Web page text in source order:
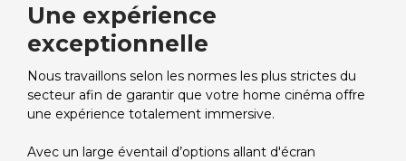
Une expérience
exceptionnelle
Nous travaillons selon les normes les plus strictes du
secteur afin de garantir que votre home cinéma offre
une expérience totalement immersive.
Avec un large éventail d’options allant d'écran